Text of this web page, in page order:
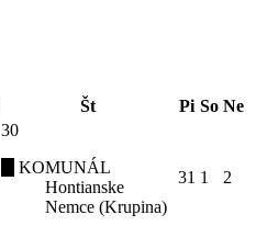
Št Pi So Ne
30
KOMUNÁL
Hontianske
Nemce (Krupina)
31 1 2